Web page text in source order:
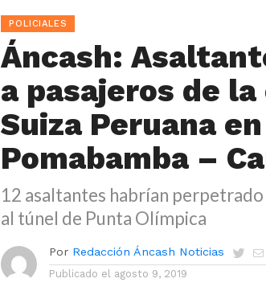
POLICIALES
Áncash:
a pasajeros de
Suiza Peruana
Pomabamba –
12 asaltantes habrían
al túnel de Punta Olímpica
Por Redacción Áncash Noticias
Publicado el agosto 9, 2019